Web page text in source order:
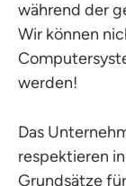
während der
Wir können
werden!
Das
respektieren
Grundsätze